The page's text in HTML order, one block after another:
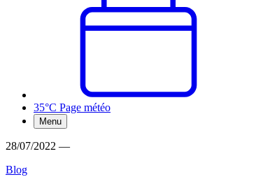
35°C Page météo
Menu
28/07/2022 —
Blog